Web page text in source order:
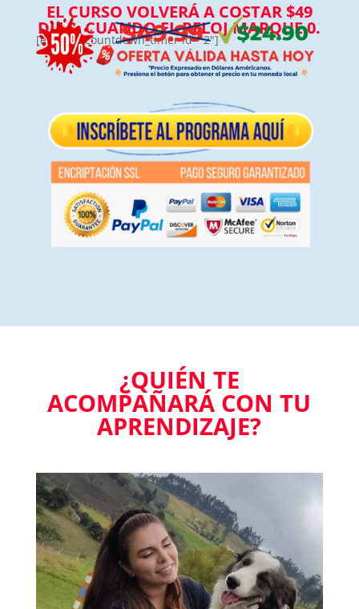
EL CURSO VOLVERÁ A COSTAR $49
DLLS. CUANDO EL RELOJ MARQUE 0.
[elfsight_countdown_timer id="2"]
¿QUIÉN TE
ACOMPAÑARÁ CON TU
APRENDIZAJE?